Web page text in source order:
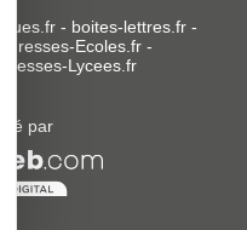
- boites-lettres.fr-
Adresses-Ecoles.fr -
Adresses-Lycees.fr
par